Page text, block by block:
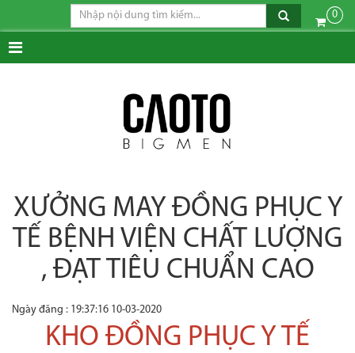
0
XƯỞNG MAY ĐỒNG PHỤC Y
TẾ BỆNH VIỆN CHẤT LƯỢNG
, ĐẠT TIÊU CHUẨN CAO
Ngày đăng : 19:37:16 10-03-2020
KHO ĐỒNG PHỤC Y TẾ